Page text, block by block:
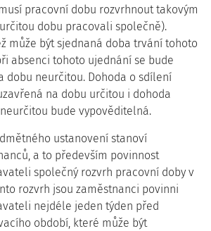
pracovní dobu rozvrhnout takovým
dobu pracovali společně).
může být sjednaná doba trvání tohoto
absenci tohoto ujednání se bude
dobu neurčitou. Dohoda o sdílení
na dobu určitou i dohoda
bude vypověditelná.
ustanovení stanoví
a to především povinnost
společný rozvrh pracovní doby v
rozvrh jsou zaměstnanci povinni
nejdéle jeden týden před
období, které může být